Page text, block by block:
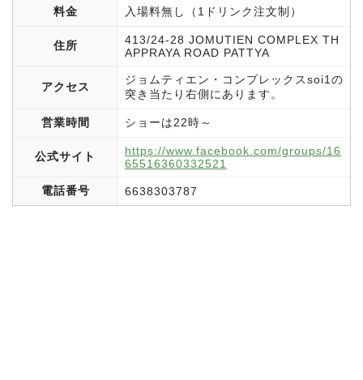
料金 入場料無し（1ドリンク注文制）
住所
413/24-28 JOMUTIEN COMPLEX TH
APPRAYA ROAD PATTYA
アクセス
ジョムティエン・コンプレックスsoi1の
突き当たり右側にあります。
営業時間 ショーは22時～
公式サイト
https://www.facebook.com/groups/16
65516360332521
電話番号 6638303787